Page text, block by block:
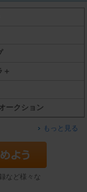
＋
ークション
もっと見る
など様々な